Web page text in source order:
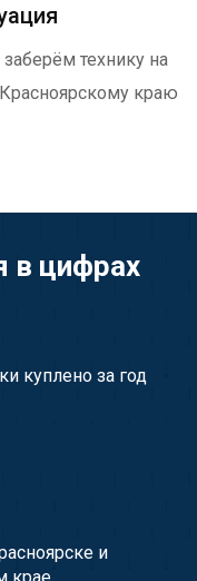
технику на
краю
в цифрах
куплено за год
и